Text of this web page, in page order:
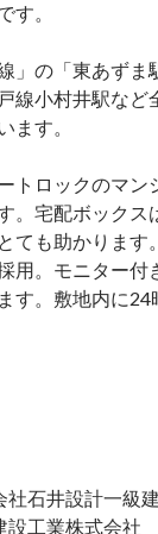
す。
」の「東あずま
線小村井駅など
ます。
トロックのマン
。宅配ボックス
ても助かります
用。モニター付
す。敷地内に
井設計一級建
業株式会社